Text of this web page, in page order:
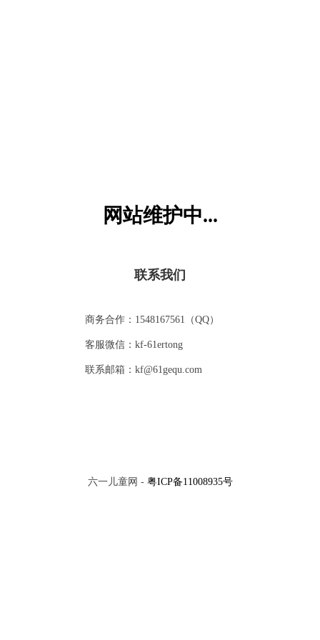
网站维护中...
联系我们
商务合作：1548167561（QQ）
客服微信：kf-61ertong
联系邮箱：kf@61gequ.com
六一儿童网 - 粤ICP备11008935号